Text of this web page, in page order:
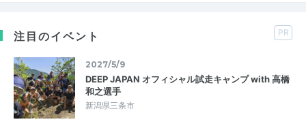
注目のイベント PR
2027/5/9
DEEP JAPAN オフィシャル試走キャンプ with 高橋
和之選手
新潟県三条市